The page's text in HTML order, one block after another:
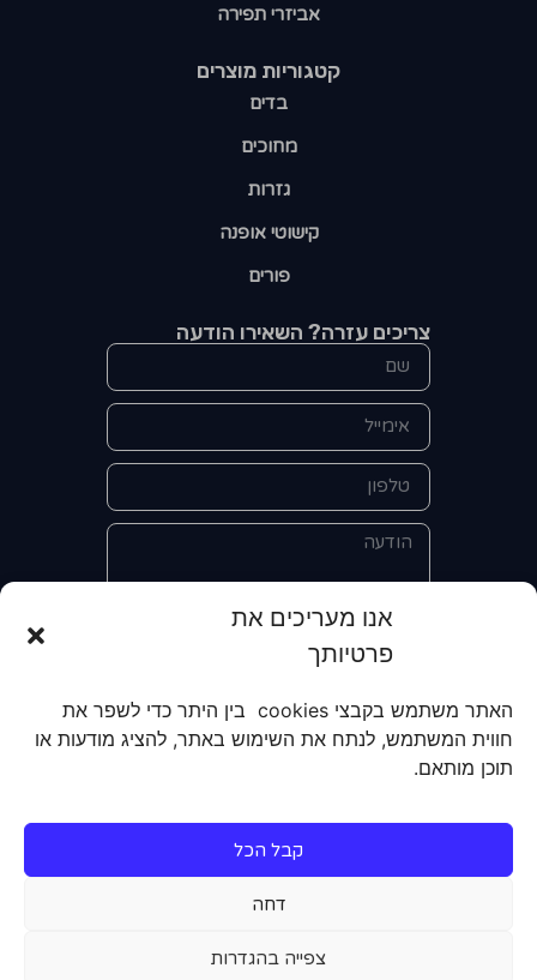
אנו מעריכים את
פרטיותך
האתר משתמש בקבצי cookies בין היתר כדי לשפר את
חווית המשתמש, לנתח את השימוש באתר, להציג מודעות או
תוכן מותאם.
קבל הכל
דחה
צפייה בהגדרות
קטגוריות מוצרים​
בדים
מחוכים
גזרות
קישוטי אופנה
פורים
אביזרי תפירה
צריכים עזרה? השאירו הודעה
אני מאשר/ת את מסירת הפרטים
קבלת מידע על מוצרים, שירותים, מועדון
לקוחות. אני מודע/ת שאוכל לבטל את
הרישום שלי בכל עת ושעל מסירת הפרטים